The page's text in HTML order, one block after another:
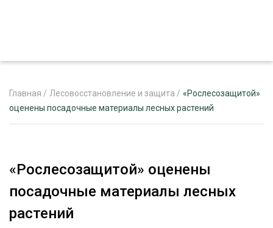
РЕКЛАМОДАТЕЛЯМ
Главная / Лесовосстановление и защита / «Рослесозащитой»
оценены посадочные материалы лесных растений
«Рослесозащитой» оценены
посадочные материалы лесных
растений